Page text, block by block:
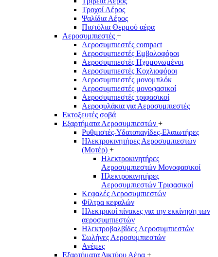
Τροχοί Αέρος
Ψαλίδια Αέρος
Πιστόλια Θερμού αέρα
Αεροσυμπιεστές +
Αεροσυμπιεστές compact
Αεροσυμπιεστές Εμβολοφόροι
Αεροσυμπιεστές Ηχομονωμένοι
Αεροσυμπιεστές Κοχλιοφόροι
Αεροσυμπιεστές μονομπλόκ
Αεροσυμπιεστές μονοφασικοί
Αεροσυμπιεστές τριφασικοί
Αεροφυλάκια για Αεροσυμπιεστές
Εκτοξευτές σοβά
Εξαρτήματα Αεροσυμπιεστών +
Ρυθμιστές-Υδατοπαγίδες-Ελαιωτήρες
Ηλεκτροκινητήρες Αεροσυμπιεστών
(Μοτέρ) +
Ηλεκτροκινητήρες
Αεροσυμπιεστών Μονοφασικοί
Ηλεκτροκινητήρες
Αεροσυμπιεστών Τριφασικοί
Κεφαλές Αεροσυμπιεστών
Φίλτρα κεφαλών
Ηλεκτρικοί πίνακες για την εκκίνηση των
αεροσυμπιεστών
Ηλεκτροβαλβίδες Αεροσυμπιεστών
Σωλήνες Αεροσυμπιεστών
Ανέμες
Εξαρτήματα Δικτύου Αέρα +